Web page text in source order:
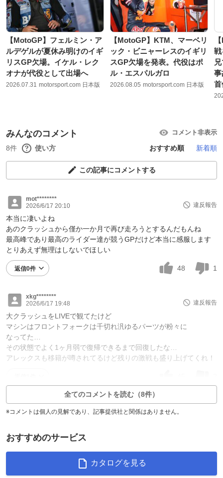
【MotoGP】フェルミン・ア
ルデゲルが夏休み明けのイギ
リスGP欠場。イケル・レク
オナが代役として出場へ
2026.07.31 motorsport.com 日本版
【MotoGP】KTM、マーベリ
ック・ビニャーレスのイギリ
スGP欠場を発表。代役はポ
ル・エスパルガロ
2026.08.05 motorsport.com 日本版
戦
事
首
みんなのコメント コメント非表示
8件 使い方 おすすめ順 新着順
この記事にコメントする
mot********
2026/6/17 20:10
違反報告
本当に凄いよね
あのクラッシュから僅か一か月で再び走ろうとするんだもんね
最高峰であり最高のライダー達が競うGPだけど本当に感服します
とりあえず無理はしないでほしい
返信0件 48 1
xkg********
2026/6/17 19:48
違反報告
大クラッシュをLIVEで観てたけど
マシンはフロントフォークは千切れ汎ゆるパーツが粉々に
なってた…
その状態でよく1ヶ月弱で復帰できるまで回復したな…
アレックスも移籍が噂されてるけど残りの激戦も盛り上げてくれ！
全てのコメントを読む（8件）
※コメントは個人の見解であり、記事提供社と関係はありません。
おすすめのサービス
カタログを見る